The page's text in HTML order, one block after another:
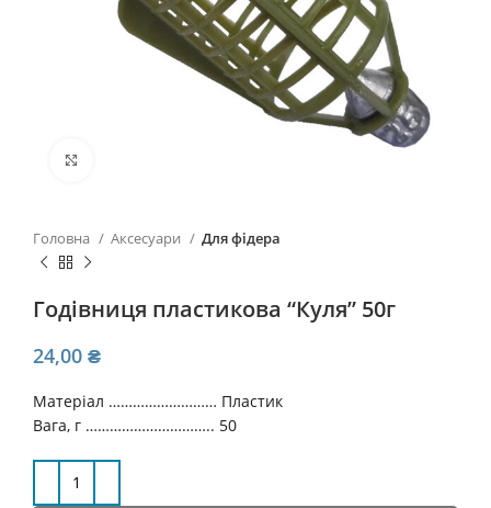
Головна Аксесуари Для фідера
Годівниця пластикова “Куля” 50г
24,00 ₴
Матеріал ……………………… Пластик
Вага, г ………………………….. 50